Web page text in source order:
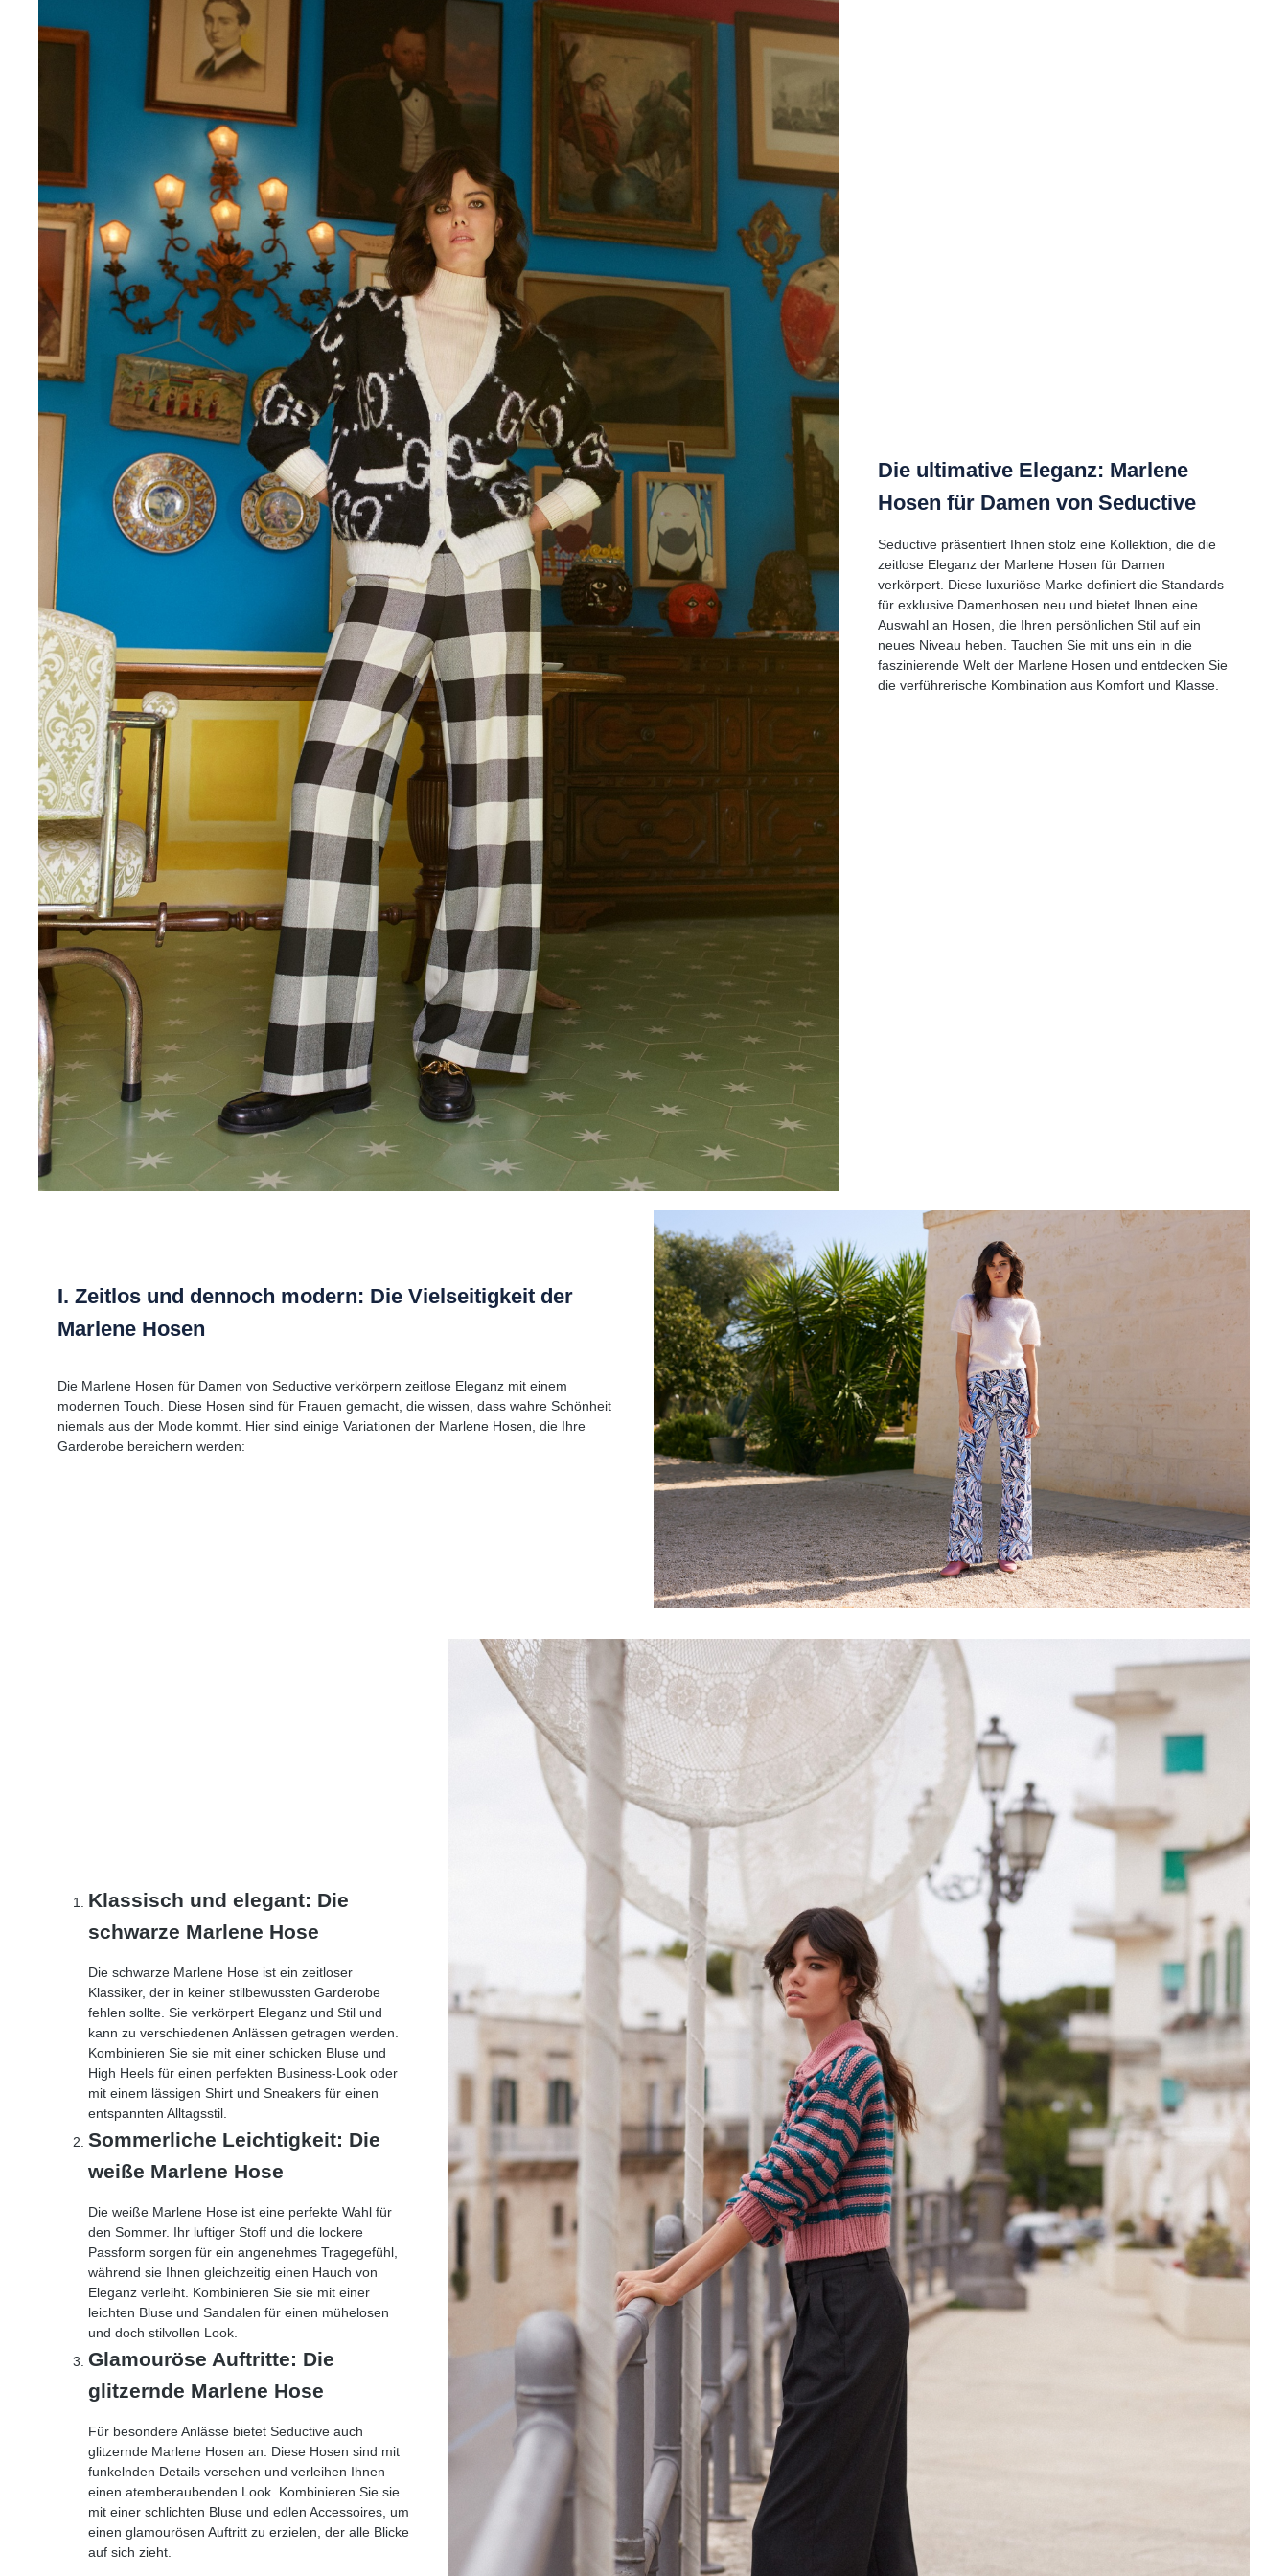
Die ultimative Eleganz: Marlene
Hosen für Damen von Seductive
Seductive präsentiert Ihnen stolz eine Kollektion, die die
zeitlose Eleganz der Marlene Hosen für Damen
verkörpert. Diese luxuriöse Marke definiert die Standards
für exklusive Damenhosen neu und bietet Ihnen eine
Auswahl an Hosen, die Ihren persönlichen Stil auf ein
neues Niveau heben. Tauchen Sie mit uns ein in die
faszinierende Welt der Marlene Hosen und entdecken Sie
die verführerische Kombination aus Komfort und Klasse.
I. Zeitlos und dennoch modern: Die Vielseitigkeit der
Marlene Hosen
Die Marlene Hosen für Damen von Seductive verkörpern zeitlose Eleganz mit einem
modernen Touch. Diese Hosen sind für Frauen gemacht, die wissen, dass wahre Schönheit
niemals aus der Mode kommt. Hier sind einige Variationen der Marlene Hosen, die Ihre
Garderobe bereichern werden:
Klassisch und elegant: Die
schwarze Marlene Hose
Die schwarze Marlene Hose ist ein zeitloser
Klassiker, der in keiner stilbewussten Garderobe
fehlen sollte. Sie verkörpert Eleganz und Stil und
kann zu verschiedenen Anlässen getragen werden.
Kombinieren Sie sie mit einer schicken Bluse und
High Heels für einen perfekten Business-Look oder
mit einem lässigen Shirt und Sneakers für einen
entspannten Alltagsstil.
Sommerliche Leichtigkeit: Die
weiße Marlene Hose
Die weiße Marlene Hose ist eine perfekte Wahl für
den Sommer. Ihr luftiger Stoff und die lockere
Passform sorgen für ein angenehmes Tragegefühl,
während sie Ihnen gleichzeitig einen Hauch von
Eleganz verleiht. Kombinieren Sie sie mit einer
leichten Bluse und Sandalen für einen mühelosen
und doch stilvollen Look.
Glamouröse Auftritte: Die
glitzernde Marlene Hose
Für besondere Anlässe bietet Seductive auch
glitzernde Marlene Hosen an. Diese Hosen sind mit
funkelnden Details versehen und verleihen Ihnen
einen atemberaubenden Look. Kombinieren Sie sie
mit einer schlichten Bluse und edlen Accessoires, um
einen glamourösen Auftritt zu erzielen, der alle Blicke
auf sich zieht.